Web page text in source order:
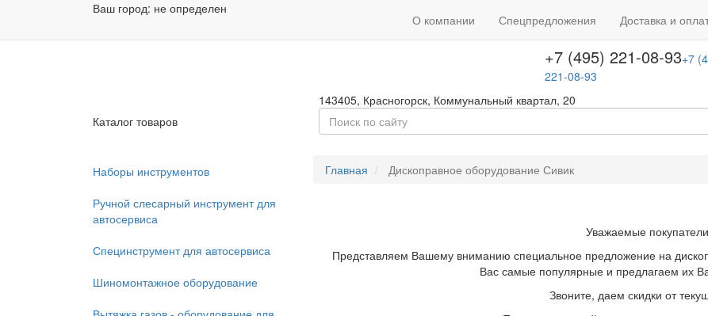
Ваш город: не определен
О компании Спецпредложения Доставка и
Пн - Пт с 09:00 до 18:00
+7 (495) 646-08-66
646-08-66
+7 (495) 221-08-93+7
221-08-93
143405, Красногорск, Коммунальный квартал, 20
Каталог товаров
Наборы инструментов
Ручной слесарный инструмент для
автосервиса
Специнструмент для автосервиса
Шиномонтажное оборудование
Главная Дископравное оборудование Сивик
Уважаемые
Представляем Вашему вниманию специальное предложение на
Вас самые популярные и предлагаем их
Звоните, даем скидки от